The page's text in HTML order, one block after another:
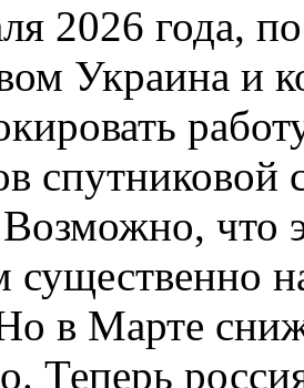
2026 года,
Украина и
спутниковой
что
существенно
в Марте
Теперь